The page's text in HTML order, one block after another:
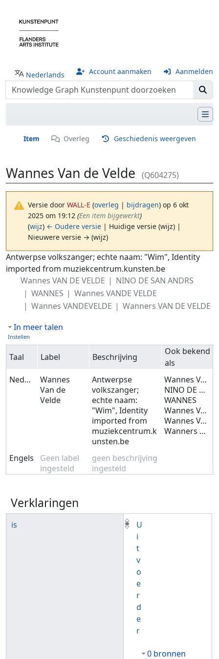
Nederlands Account aanmaken Aanmelden
Item Overleg Geschiedenis weergeven
Wannes Van de Velde (Q604275)
Versie door WALL-E (overleg | bijdragen) op 6 okt
2025 om 19:12 (‎Een item bijgewerkt)
(wijz) ← Oudere versie | Huidige versie (wijz) |
Nieuwere versie → (wijz)
Ga naar:navigatie,zoeken
Antwerpse volkszanger; echte naam: "Wim", Identity
imported from muziekcentrum.kunsten.be
Wannes VAN DE VELDE
NINO DE SAN ANDRS
WANNES
Wannes VANDE VELDE
Wannes VANDEVELDE
Wanners VAN DE VELDE
In meer talen
Instellen
Taal Label Beschrijving
Ook bekend
als
Nederlands
Wannes
Van de
Velde
Antwerpse
volkszanger;
echte naam:
"Wim", Identity
imported from
muziekcentrum.k
unsten.be
Wannes VAN DE VELDE
NINO DE SAN ANDRS
WANNES
Wannes VANDE VELDE
Wannes VANDEVELDE
Wanners VAN DE VELDE
Engels
Geen label
ingesteld
geen beschrijving
ingesteld
Verklaringen
is
U
i
t
v
o
e
r
d
e
r
0 bronnen